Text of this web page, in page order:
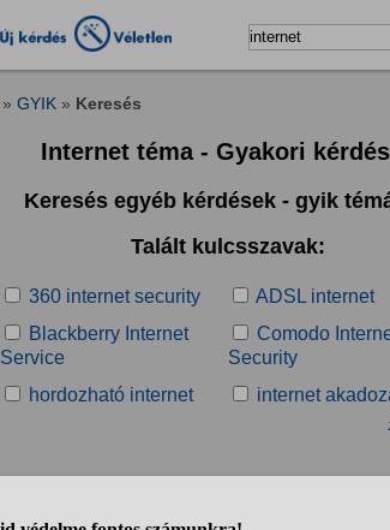
» GYIK » Keresés
Internet téma - Gyakori
Keresés egyéb kérdések - gyik
Talált kulcsszavak:
360 internet security ADSL internet
Blackberry Internet
Service
Comodo
Security
hordozható internet internet